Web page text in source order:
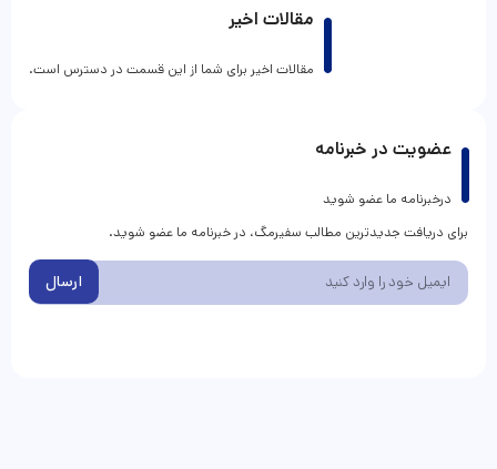
مقالات اخیر
مقالات اخیر برای شما از این قسمت در دسترس است.
عضویت در خبرنامه
درخبرنامه ما عضو شوید
برای دریافت جدیدترین مطالب سفیرمگ، در خبرنامه ما عضو شوید.
ارسال